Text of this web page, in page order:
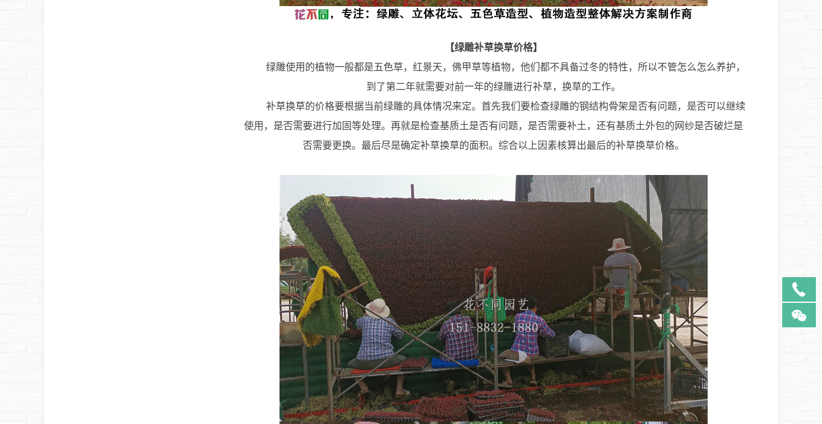
【绿雕补草换草价格】
绿雕使用的植物一般都是五色草，红景天，佛甲草等植物，他们都不具备过冬的特性，所以不管怎么怎么养护，
到了第二年就需要对前一年的绿雕进行补草，换草的工作。
补草换草的价格要根据当前绿雕的具体情况来定。首先我们要检查绿雕的钢结构骨架是否有问题，是否可以继续
使用，是否需要进行加固等处理。再就是检查基质土是否有问题，是否需要补土，还有基质土外包的网纱是否破烂是
否需要更换。最后尽是确定补草换草的面积。综合以上因素核算出最后的补草换草价格。